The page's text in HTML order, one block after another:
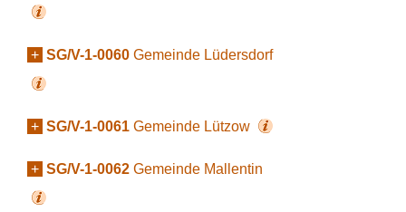
+ SG/V-1-0060 Gemeinde Lüdersdorf
+ SG/V-1-0061 Gemeinde Lützow
+ SG/V-1-0062 Gemeinde Mallentin